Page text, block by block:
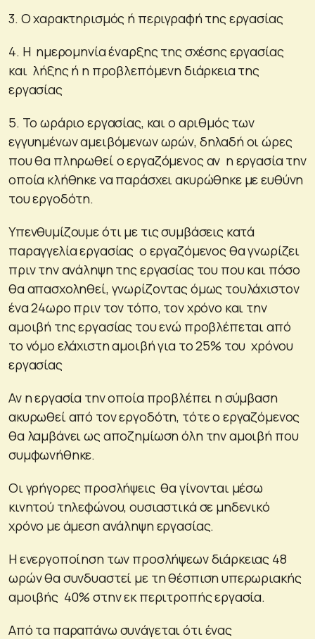
3. Ο χαρακτηρισμός ή περιγραφή της εργασίας
4. Η ημερομηνία έναρξης της σχέσης εργασίας
και λήξης ή η προβλεπόμενη διάρκεια της
εργασίας
5. Το ωράριο εργασίας, και ο αριθμός των
εγγυημένων αμειβόμενων ωρών, δηλαδή οι ώρες
που θα πληρωθεί ο εργαζόμενος αν η εργασία την
οποία κλήθηκε να παράσχει ακυρώθηκε με ευθύνη
του εργοδότη.
Υπενθυμίζουμε ότι με τις συμβάσεις κατά
παραγγελία εργασίας ο εργαζόμενος θα γνωρίζει
πριν την ανάληψη της εργασίας του που και πόσο
θα απασχοληθεί, γνωρίζοντας όμως τουλάχιστον
ένα 24ωρο πριν τον τόπο, τον χρόνο και την
αμοιβή της εργασίας του ενώ προβλέπεται από
το νόμο ελάχιστη αμοιβή για το 25% του χρόνου
εργασίας
Αν η εργασία την οποία προβλέπει η σύμβαση
ακυρωθεί από τον εργοδότη, τότε ο εργαζόμενος
θα λαμβάνει ως αποζημίωση όλη την αμοιβή που
συμφωνήθηκε.
Οι γρήγορες προσλήψεις θα γίνονται μέσω
κινητού τηλεφώνου, ουσιαστικά σε μηδενικό
χρόνο με άμεση ανάληψη εργασίας.
Η ενεργοποίηση των προσλήψεων διάρκειας 48
ωρών θα συνδυαστεί με τη θέσπιση υπερωριακής
αμοιβής 40% στην εκ περιτροπής εργασία.
Από τα παραπάνω συνάγεται ότι ένας